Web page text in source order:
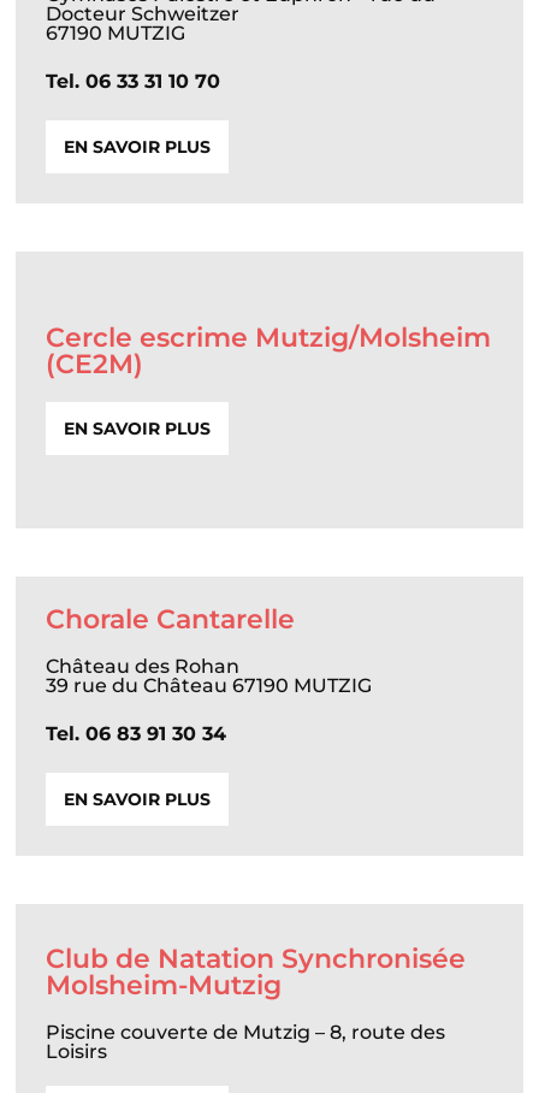
Docteur Schweitzer
67190 MUTZIG
Tel. 06 33 31 10 70
EN SAVOIR PLUS
Cercle escrime Mutzig/Molsheim
(CE2M)
EN SAVOIR PLUS
Chorale Cantarelle
Château des Rohan
39 rue du Château 67190 MUTZIG
Tel. 06 83 91 30 34
EN SAVOIR PLUS
Club de Natation Synchronisée
Molsheim-Mutzig
Piscine couverte de Mutzig – 8, route des
Loisirs